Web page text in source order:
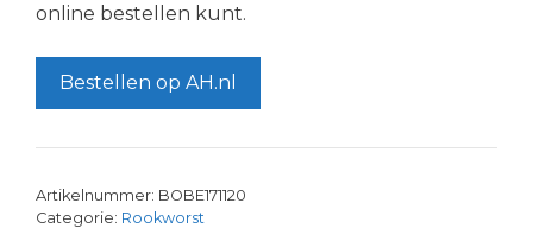
online bestellen kunt.
Bestellen op AH.nl
Artikelnummer: BOBE171120
Categorie: Rookworst